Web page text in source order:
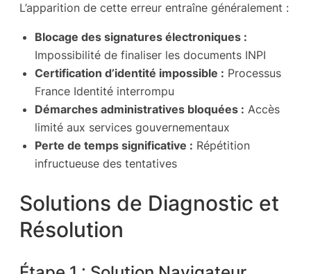
L’apparition de cette erreur entraîne généralement :
Blocage des signatures électroniques :
Impossibilité de finaliser les documents INPI
Certification d’identité impossible : Processus
France Identité interrompu
Démarches administratives bloquées : Accès
limité aux services gouvernementaux
Perte de temps significative : Répétition
infructueuse des tentatives
Solutions de Diagnostic et
Résolution